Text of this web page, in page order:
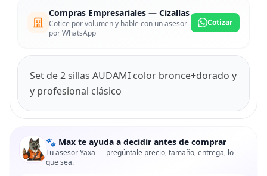
Compras Empresariales — Cizallas
Cotice por volumen y hable con un asesor
por WhatsApp
Cotizar
Set de 2 sillas AUDAMI color bronce+dorado y
y profesional clásico
🐾 Max te ayuda a decidir antes de comprar
Tu asesor Yaxa — pregúntale precio, tamaño, entrega, lo
que sea.